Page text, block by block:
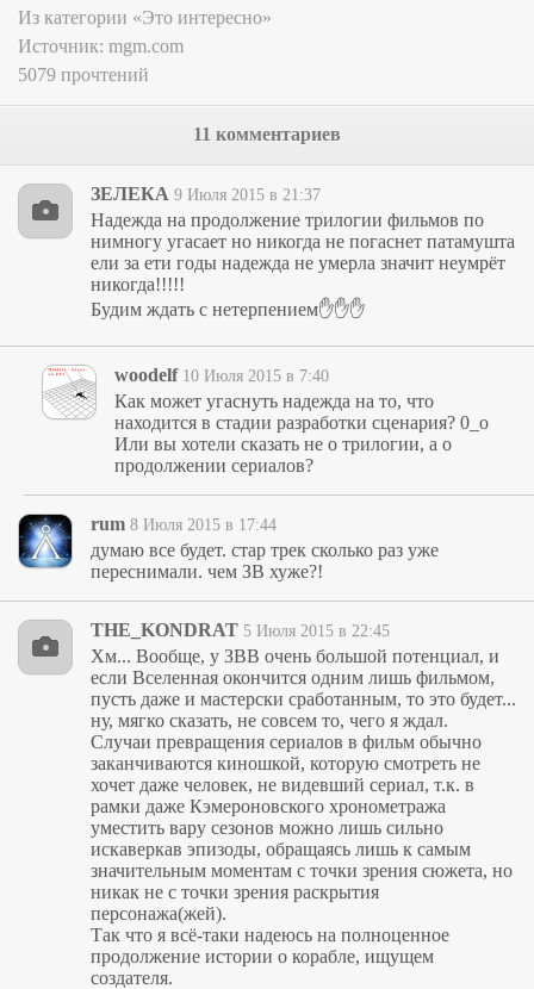
Из категории «Это интересно»
Источник: mgm.com
5079 прочтений
11 комментариев
ЗЕЛЕКА 9 Июля 2015 в 21:37
Надежда на продолжение трилогии фильмов по
нимногу угасает но никогда не погаснет патамушта
ели за ети годы надежда не умерла значит неумрёт
никогда!!!!!
Будим ждать с нетерпением✋✋✋
woodelf10 Июля 2015 в 7:40
Как может угаснуть надежда на то, что
находится в стадии разработки сценария? 0_o
Или вы хотели сказать не о трилогии, а о
продолжении сериалов?
rum 8 Июля 2015 в 17:44
думаю все будет. стар трек сколько раз уже
переснимали. чем ЗВ хуже?!
THE_KONDRAT 5 Июля 2015 в 22:45
Хм... Вообще, у ЗВВ очень большой потенциал, и
если Вселенная окончится одним лишь фильмом,
пусть даже и мастерски сработанным, то это будет...
ну, мягко сказать, не совсем то, чего я ждал.
Случаи превращения сериалов в фильм обычно
заканчиваются киношкой, которую смотреть не
хочет даже человек, не видевший сериал, т.к. в
рамки даже Кэмероновского хронометража
уместить вару сезонов можно лишь сильно
искаверкав эпизоды, обращаясь лишь к самым
значительным моментам с точки зрения сюжета, но
никак не с точки зрения раскрытия
персонажа(жей).
Так что я всё-таки надеюсь на полноценное
продолжение истории о корабле, ищущем
создателя.